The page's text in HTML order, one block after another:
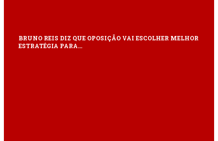
BRUNO REIS DIZ QUE OPOSIÇÃO VAI ESCOLHER MELHOR
ESTRATÉGIA PARA…